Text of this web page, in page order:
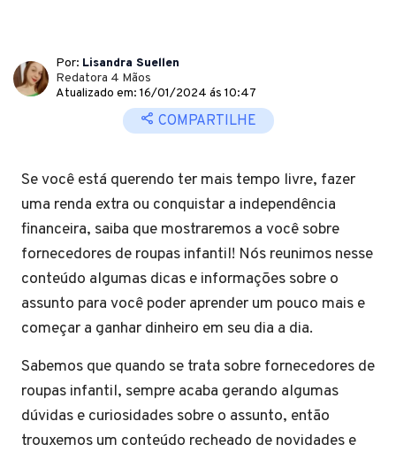
Por: Lisandra Suellen
Redatora 4 Mãos
Atualizado em: 16/01/2024 ás 10:47
COMPARTILHE
Se você está querendo ter mais tempo livre, fazer
uma renda extra ou conquistar a independência
financeira, saiba que mostraremos a você sobre
fornecedores de roupas infantil! Nós reunimos nesse
conteúdo algumas dicas e informações sobre o
assunto para você poder aprender um pouco mais e
começar a ganhar dinheiro em seu dia a dia.
Sabemos que quando se trata sobre fornecedores de
roupas infantil, sempre acaba gerando algumas
dúvidas e curiosidades sobre o assunto, então
trouxemos um conteúdo recheado de novidades e